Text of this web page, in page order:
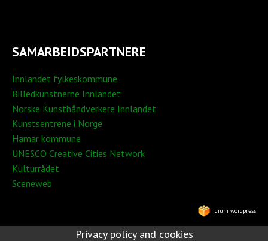
SAMARBEIDSPARTNERE
Innlandet fylkeskommune
Billedkunstnerne Innlandet
Norske Kunsthåndverkere Innlandet
Kunstsentrene i Norge
Hamar kommune
UNESCO Creative Cities Network
Kulturrådet
Sceneweb
idium wordpress
Privacy policy and cookies